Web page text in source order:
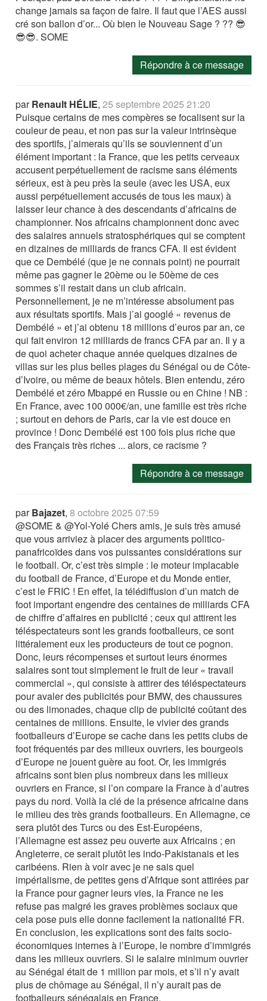
change jamais sa façon de faire. Il faut que l’AES aussi
cré son ballon d’or... Où bien le Nouveau Sage ? ?? 😎
😎😎. SOME
Répondre à ce message
parRenault HÉLIE,25 septembre 2025 21:20
Puisque certains de mes compères se focalisent sur la
couleur de peau, et non pas sur la valeur intrinsèque
des sportifs, j’aimerais qu’ils se souviennent d’un
élément important : la France, que les petits cerveaux
accusent perpétuellement de racisme sans éléments
sérieux, est à peu près la seule (avec les USA, eux
aussi perpétuellement accusés de tous les maux) à
laisser leur chance à des descendants d’africains de
championner. Nos africains championnent donc avec
des salaires annuels stratosphériques qui se comptent
en dizaines de milliards de francs CFA. Il est évident
que ce Dembélé (que je ne connais point) ne pourrait
même pas gagner le 20ème ou le 50ème de ces
sommes s’il restait dans un club africain.
Personnellement, je ne m’intéresse absolument pas
aux résultats sportifs. Mais j’ai googlé « revenus de
Dembélé » et j’ai obtenu 18 millions d’euros par an, ce
qui fait environ 12 milliards de francs CFA par an. Il y a
de quoi acheter chaque année quelques dizaines de
villas sur les plus belles plages du Sénégal ou de Côte-
d’Ivoire, ou même de beaux hôtels. Bien entendu, zéro
Dembélé et zéro Mbappé en Russie ou en Chine ! NB :
En France, avec 100 000€/an, une famille est très riche
; surtout en dehors de Paris, car la vie est douce en
province ! Donc Dembélé est 100 fois plus riche que
des Français très riches ... alors, ce racisme ?
Répondre à ce message
parBajazet,8 octobre 2025 07:59
@SOME & @Yol-Yolé Chers amis, je suis très amusé
que vous arriviez à placer des arguments politico-
panafricoïdes dans vos puissantes considérations sur
le football. Or, c’est très simple : le moteur implacable
du football de France, d’Europe et du Monde entier,
c’est le FRIC ! En effet, la télédiffusion d’un match de
foot important engendre des centaines de milliards CFA
de chiffre d’affaires en publicité ; ceux qui attirent les
téléspectateurs sont les grands footballeurs, ce sont
littéralement eux les producteurs de tout ce pognon.
Donc, leurs récompenses et surtout leurs énormes
salaires sont tout simplement le fruit de leur « travail
commercial », qui consiste à attirer des téléspectateurs
pour avaler des publicités pour BMW, des chaussures
ou des limonades, chaque clip de publicité coûtant des
centaines de millions. Ensuite, le vivier des grands
footballeurs d’Europe se cache dans les petits clubs de
foot fréquentés par des milieux ouvriers, les bourgeois
d’Europe ne jouent guère au foot. Or, les immigrés
africains sont bien plus nombreux dans les milieux
ouvriers en France, si l’on compare la France à d’autres
pays du nord. Voilà la clé de la présence africaine dans
le milieu des très grands footballeurs. En Allemagne, ce
sera plutôt des Turcs ou des Est-Européens,
l’Allemagne est assez peu ouverte aux Africains ; en
Angleterre, ce serait plutôt les indo-Pakistanais et les
caribéens. Rien à voir avec je ne sais quel
impérialisme, de petites gens d’Afrique sont attirées par
la France pour gagner leurs vies, la France ne les
refuse pas malgré les graves problèmes sociaux que
cela pose puis elle donne facilement la nationalité FR.
En conclusion, les explications sont des faits socio-
économiques internes à l’Europe, le nombre d’immigrés
dans les milieux ouvriers. Si le salaire minimum ouvrier
au Sénégal était de 1 million par mois, et s’il n’y avait
plus de chômage au Sénégal, il n’y aurait pas de
footballeurs sénégalais en France.